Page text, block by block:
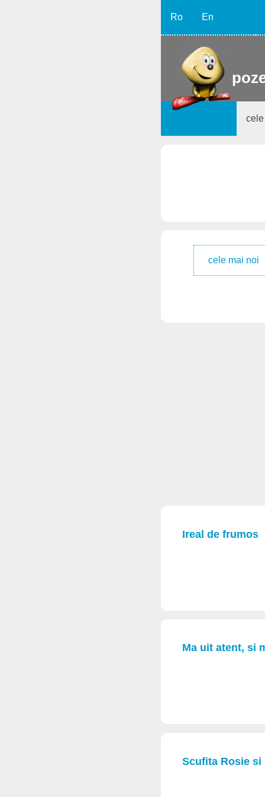
Ro En
cele mai noi
Ireal de frumos
Ma uit atent, si
Scufita Rosie si